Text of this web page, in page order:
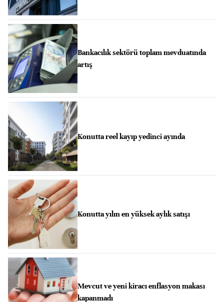
Bankacılık sektörü toplam mevduatında
artış
Konutta reel kayıp yedinci ayında
Konutta yılın en yüksek aylık satışı
Mevcut ve yeni kiracı enflasyon makası
kapanmadı